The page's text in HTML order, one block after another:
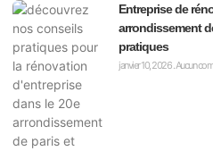
Entreprise de
arrondissement
pratiques
janvier 10, 2026 Aucun